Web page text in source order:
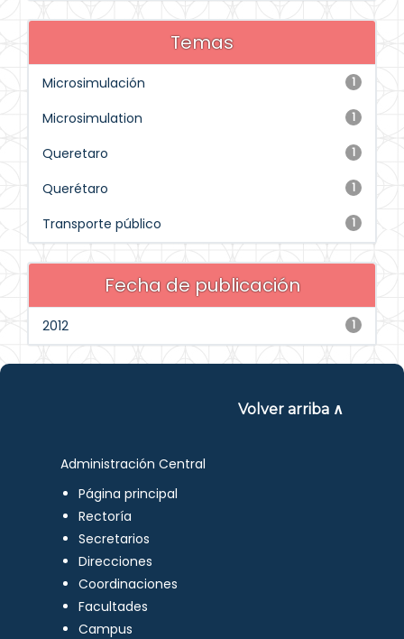
Temas
1
Microsimulación
1
Microsimulation
1
Queretaro
1
Querétaro
1
Transporte público
Fecha de publicación
1
2012
Volver arriba ∧
Administración Central
Página principal
Rectoría
Secretarios
Direcciones
Coordinaciones
Facultades
Campus